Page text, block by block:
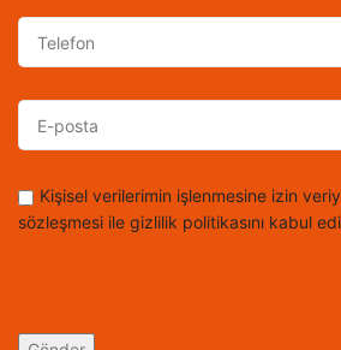
Kişisel verilerimin işlenmesine izin
sözleşmesi ile gizlilik politikasını kabul